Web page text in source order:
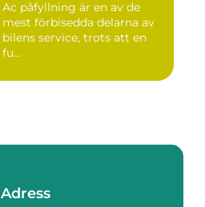
Ac påfyllning är en av de
mest förbisedda delarna av
bilens service, trots att en
fu...
Adress